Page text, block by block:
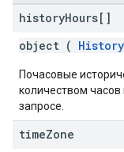
historyHours[]
object (
Почасовые
количеством
запросе.
timeZone